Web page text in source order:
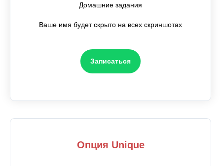
Домашние задания
Ваше имя будет скрыто на всех скриншотах
Записаться
Опция Unique